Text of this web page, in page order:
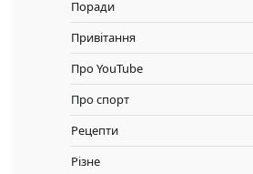
Поради
Привітання
Про YouTube
Про спорт
Рецепти
Різне